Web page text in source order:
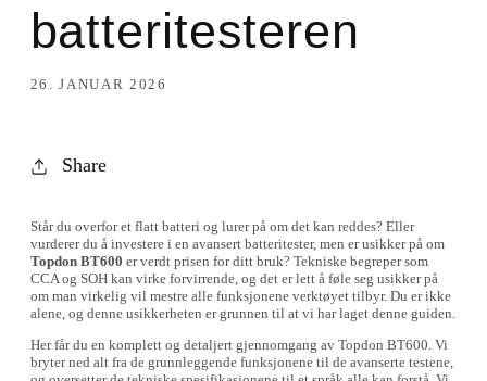
batteritesteren
26. JANUAR 2026
Share
Står du overfor et flatt batteri og lurer på om det kan reddes? Eller
vurderer du å investere i en avansert batteritester, men er usikker på om
Topdon BT600 er verdt prisen for ditt bruk? Tekniske begreper som
CCA og SOH kan virke forvirrende, og det er lett å føle seg usikker på
om man virkelig vil mestre alle funksjonene verktøyet tilbyr. Du er ikke
alene, og denne usikkerheten er grunnen til at vi har laget denne guiden.
Her får du en komplett og detaljert gjennomgang av Topdon BT600. Vi
bryter ned alt fra de grunnleggende funksjonene til de avanserte testene,